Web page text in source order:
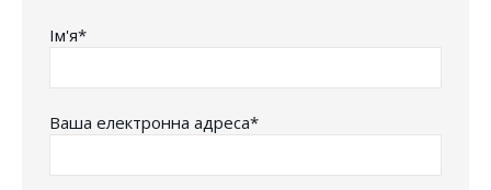
Iм'я*
Ваша електронна адреса*